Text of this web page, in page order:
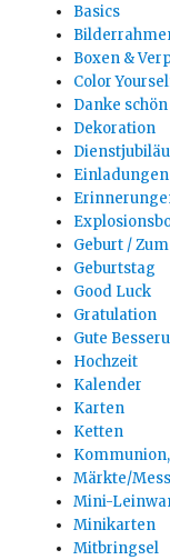
Basics
Boxen &
Color
Danke schön
Dekoration
Einladungen
Geburt /
Geburtstag
Good Luck
Gratulation
Gute
Hochzeit
Kalender
Karten
Ketten
Märkte/
Mini-
Minikarten
Mitbringsel